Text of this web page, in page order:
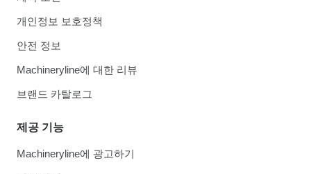
개인정보 보호정책
안전 정보
Machineryline에 대한 리뷰
브랜드 카탈로그
제공 기능
Machineryline에 광고하기